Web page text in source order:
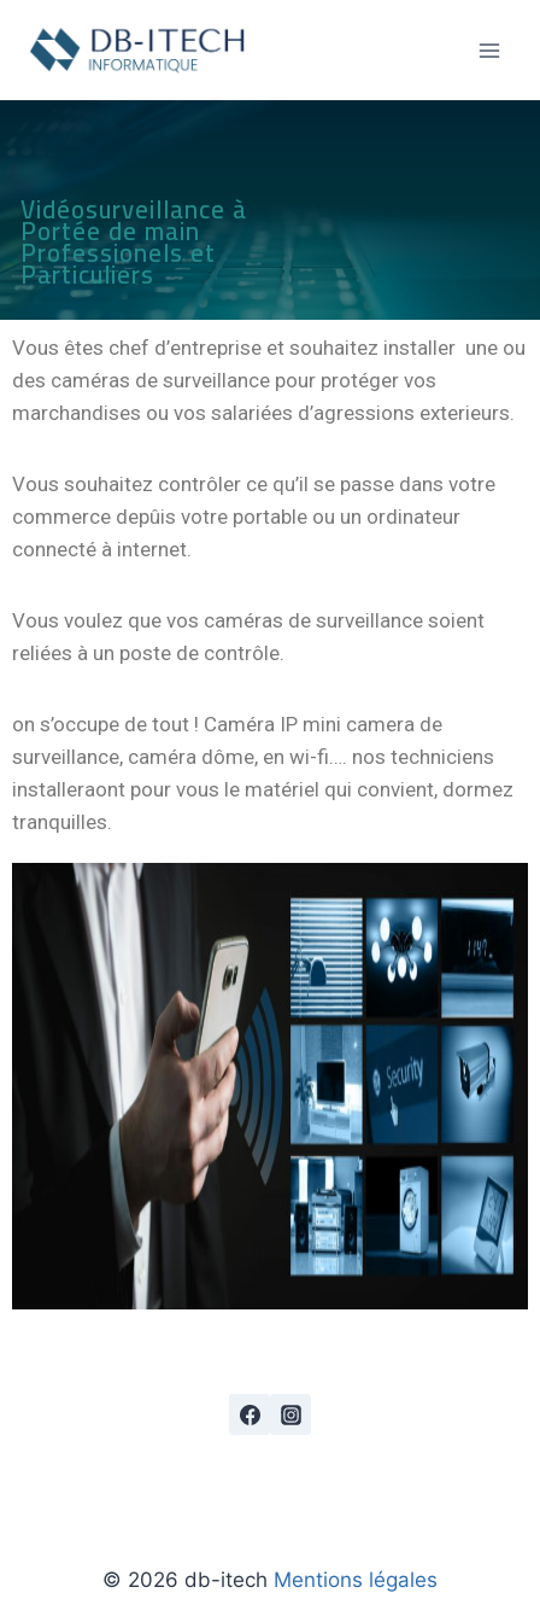
Vidéosurveillance à
Portée de main
Professionels et
Particuliers
Vous êtes chef d’entreprise et souhaitez installer une ou
des caméras de surveillance pour protéger vos
marchandises ou vos salariées d’agressions exterieurs.
Vous souhaitez contrôler ce qu’il se passe dans votre
commerce depûis votre portable ou un ordinateur
connecté à internet.
Vous voulez que vos caméras de surveillance soient
reliées à un poste de contrôle.
on s’occupe de tout ! Caméra IP mini camera de
surveillance, caméra dôme, en wi-fi…. nos techniciens
installeraont pour vous le matériel qui convient, dormez
tranquilles.
© 2026 db-itech Mentions légales